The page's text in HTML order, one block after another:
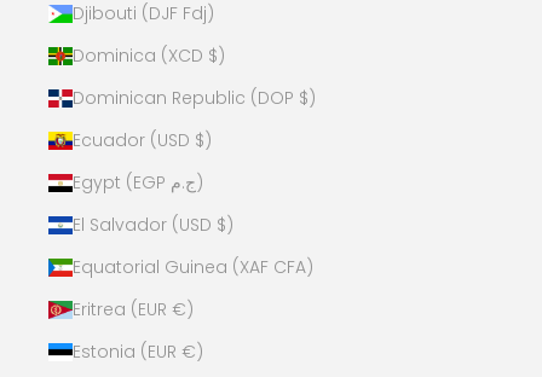
Djibouti (DJF Fdj)
Dominica (XCD $)
Dominican Republic (DOP $)
Ecuador (USD $)
Egypt (EGP ج.م)
El Salvador (USD $)
Equatorial Guinea (XAF CFA)
Eritrea (EUR €)
Estonia (EUR €)